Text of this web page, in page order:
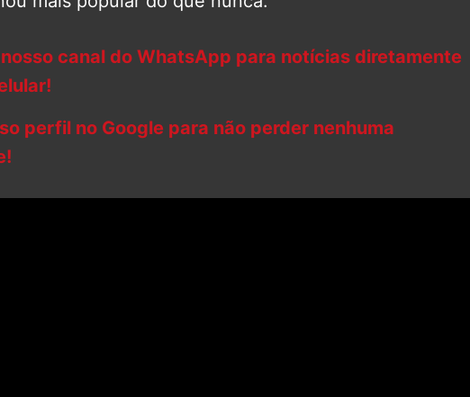
canal do WhatsApp para notícias diretamente
perfil no Google para não perder nenhuma